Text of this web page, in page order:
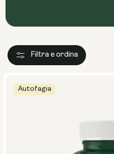
Filtra e ordina
Autofagia